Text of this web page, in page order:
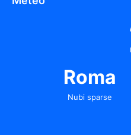
Roma
Nubi sparse